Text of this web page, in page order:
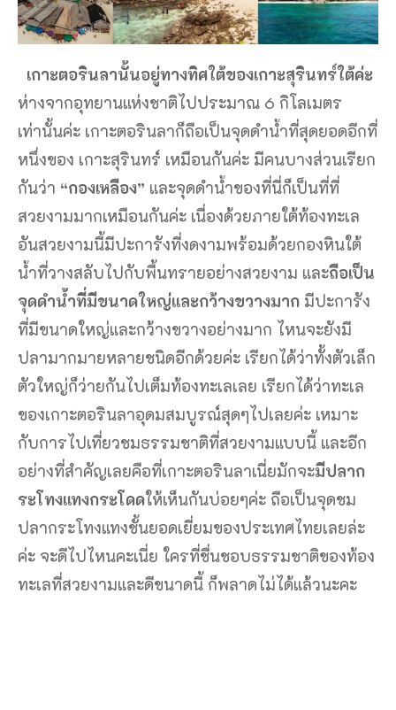
เกาะตอรินลานั้นอยู่ทางทิศใต้ของเกาะสุรินทร์ใต้ค่ะ
ห่างจากอุทยานแห่งชาติไปประมาณ 6 กิโลเมตร
เท่านั้นค่ะ เกาะตอรินลาก็ถือเป็นจุดดำน้ำที่สุดยอดอีกที่
หนึ่งของ เกาะสุรินทร์ เหมือนกันค่ะ มีคนบางส่วนเรียก
กันว่า “กองเหลือง” และจุดดำน้ำของที่นี่ก็เป็นที่ที่
สวยงามมากเหมือนกันค่ะ เนื่องด้วยภายใต้ท้องทะเล
อันสวยงามนี้มีปะการังที่งดงามพร้อมด้วยกองหินใต้
น้ำที่วางสลับไปกับพื้นทรายอย่างสวยงาม และถือเป็น
จุดดำน้ำที่มีขนาดใหญ่และกว้างขวางมาก มีปะการัง
ที่มีขนาดใหญ่และกว้างขวางอย่างมาก ไหนจะยังมี
ปลามากมายหลายชนิดอีกด้วยค่ะ เรียกได้ว่าทั้งตัวเล็ก
ตัวใหญ่ก็ว่ายกันไปเต็มท้องทะเลเลย เรียกได้ว่าทะเล
ของเกาะตอรินลาอุดมสมบูรณ์สุดๆไปเลยค่ะ เหมาะ
กับการไปเที่ยวชมธรรมชาติที่สวยงามแบบนี้ และอีก
อย่างที่สำคัญเลยคือที่เกาะตอรินลาเนี่ยมักจะมีปลาก
ระโทงแทงกระโดดให้เห็นกันบ่อยๆค่ะ ถือเป็นจุดชม
ปลากระโทงแทงชั้นยอดเยี่ยมของประเทศไทยเลยล่ะ
ค่ะ จะดีไปไหนคะเนี่ย ใครที่ชื่นชอบธรรมชาติของท้อง
ทะเลที่สวยงามและดีขนาดนี้ ก็พลาดไม่ได้แล้วนะคะ